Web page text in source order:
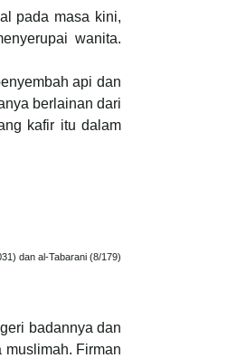
pada masa kini,
wanita.
api dan
berlainan dari
kafir itu dalam
dan al-Tabarani (8/179)
badannya dan
Firman